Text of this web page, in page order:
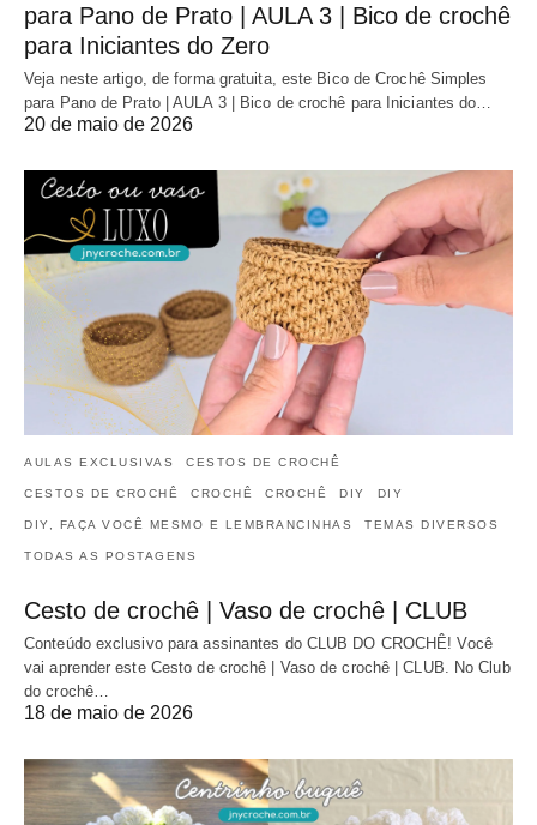
para Pano de Prato | AULA 3 | Bico de crochê
para Iniciantes do Zero
Veja neste artigo, de forma gratuita, este Bico de Crochê Simples
para Pano de Prato | AULA 3 | Bico de crochê para Iniciantes do…
20 de maio de 2026
AULAS EXCLUSIVAS CESTOS DE CROCHÊ
CESTOS DE CROCHÊ CROCHÊ CROCHÊ DIY DIY
DIY, FAÇA VOCÊ MESMO E LEMBRANCINHAS TEMAS DIVERSOS
TODAS AS POSTAGENS
Cesto de crochê | Vaso de crochê | CLUB
Conteúdo exclusivo para assinantes do CLUB DO CROCHÊ! Você
vai aprender este Cesto de crochê | Vaso de crochê | CLUB. No Club
do crochê…
18 de maio de 2026